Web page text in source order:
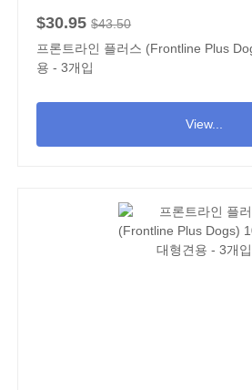
$30.95 $43.50
프론트라인 플러스 (Frontline Plus
용 - 3개입
View...